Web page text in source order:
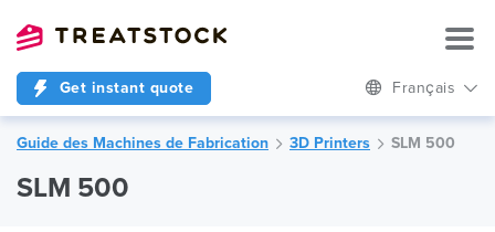
Get instant quote Français
Guide des Machines de Fabrication 3D Printers SLM 500
SLM 500